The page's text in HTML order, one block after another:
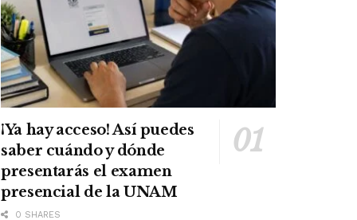
¡Ya hay acceso! Así puedes
saber cuándo y dónde
presentarás el examen
presencial de la UNAM
0 SHARES